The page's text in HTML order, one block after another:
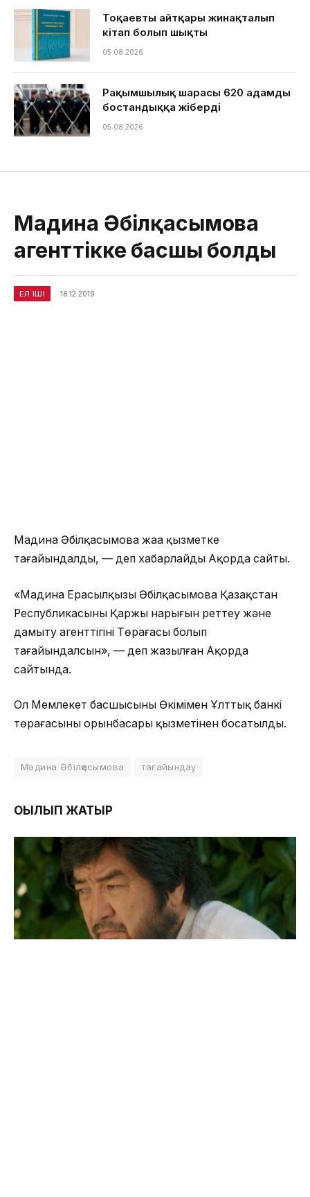
Тоқаевтың айтқары жинақталып
кітап болып шықты
05.08.2026
Рақымшылық шарасы 620 адамды
бостандыққа жіберді
05.08.2026
Мадина Әбілқасымова
агенттікке басшы болды
ЕЛ ІШІ 18.12.2019
Мадина Әбілқасымова жаңа қызметке
тағайындалды, — деп хабарлайды Ақорда сайты.
«Мадина Ерасылқызы Әбілқасымова Қазақстан
Республикасының Қаржы нарығын реттеу және
дамыту агенттігінің Төрағасы болып
тағайындалсын», — деп жазылған Ақорда
сайтында.
Ол Мемлекет басшысының Өкімімен Ұлттық банкі
төрағасының орынбасары қызметінен босатылды.
Мәдина Әбілқасымова тағайындау
ОҚЫЛЫП ЖАТЫР